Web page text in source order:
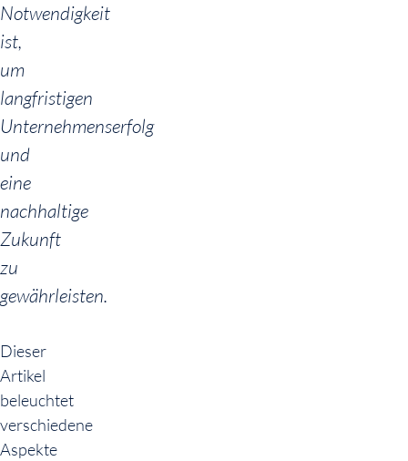
Notwendigkeit
ist,
um
langfristigen
Unternehmenserfolg
und
eine
nachhaltige
Zukunft
zu
gewährleisten.
Dieser
Artikel
beleuchtet
verschiedene
Aspekte